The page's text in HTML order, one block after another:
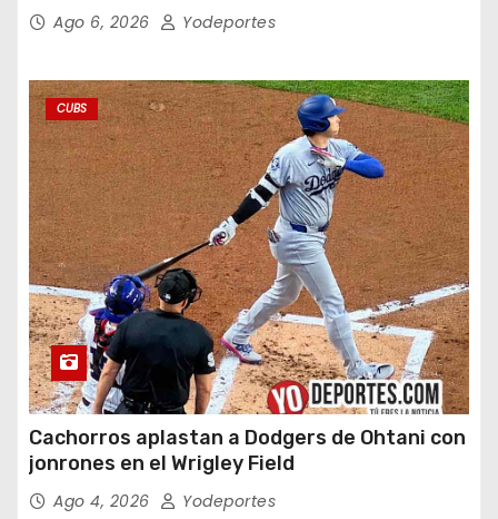
Ago 6, 2026 Yodeportes
CUBS
Cachorros aplastan a Dodgers de Ohtani con
jonrones en el Wrigley Field
Ago 4, 2026 Yodeportes